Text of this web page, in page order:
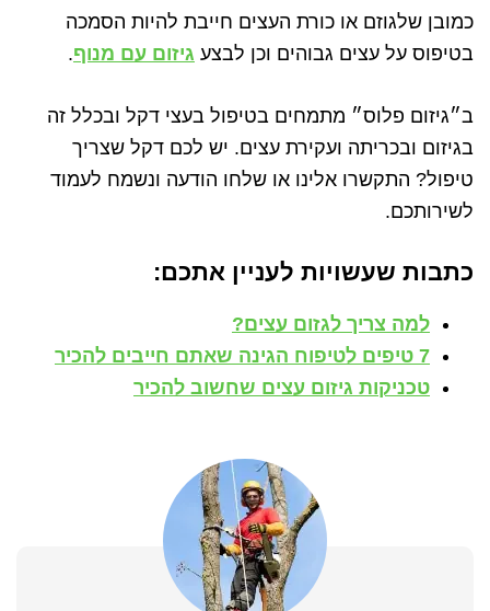
כמובן שלגוזם או כורת העצים חייבת להיות הסמכה
בטיפוס על עצים גבוהים וכן לבצעגיזום עם מנוף.
ב״גיזום פלוס״ מתמחים בטיפול בעצי דקל ובכלל זה
בגיזום ובכריתה ועקירת עצים. יש לכם דקל שצריך
טיפול? התקשרו אלינו או שלחו הודעה ונשמח לעמוד
לשירותכם.
כתבות שעשויות לעניין אתכם:
למה צריך לגזום עצים?
7 טיפים לטיפוח הגינה שאתם חייבים להכיר
טכניקות גיזום עצים שחשוב להכיר